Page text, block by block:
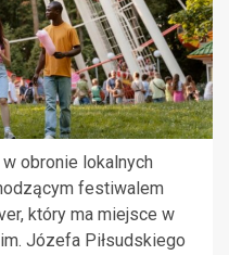
obronie lokalnych
festiwalem
który ma miejsce w
Józefa Piłsudskiego